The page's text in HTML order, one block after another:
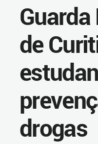
de
drogas